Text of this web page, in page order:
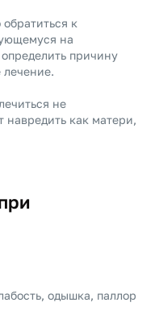
к
на
причину
не
навредить как матери,
одышка, паллор